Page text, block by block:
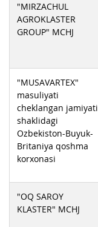
"MIRZACHUL
AGROKLASTER
GROUP" MCHJ
"MUSAVARTEX"
masuliyati
cheklangan jamiyati
shaklidagi
Ozbekiston-Buyuk-
Britaniya qoshma
korxonasi
"OQ SAROY
KLASTER" MCHJ